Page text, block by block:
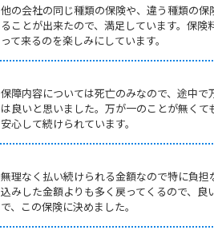
他の会社の同じ種類の保険や、違う種類の
ることが出来たので、満足しています。保
って来るのを楽しみにしています。
保障内容については死亡のみなので、途中
は良いと思いました。万が一のことが無くて
安心して続けられています。
無理なく払い続けられる金額なので特に負
込みした金額よりも多く戻ってくるので、
で、この保険に決めました。